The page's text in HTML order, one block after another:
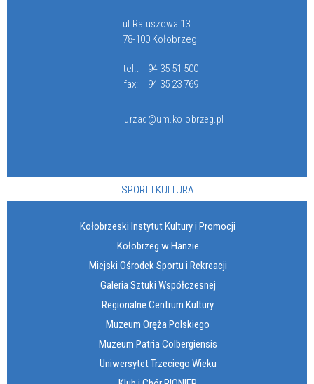
ul.Ratuszowa 13
78-100 Kołobrzeg
tel.:
94 35 51 500
fax:
94 35 23 769
urzad@um.kolobrzeg.pl
SPORT I KULTURA
Kołobrzeski Instytut Kultury i Promocji
Kołobrzeg w Hanzie
Miejski Ośrodek Sportu i Rekreacji
Galeria Sztuki Współczesnej
Regionalne Centrum Kultury
Muzeum Oręża Polskiego
Muzeum Patria Colbergiensis
Uniwersytet Trzeciego Wieku